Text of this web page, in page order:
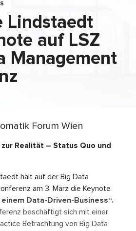
Lindstaedt
auf LSZ
Management
Forum Wien
Realität – Status Quo und
hält auf der Big Data
am 3. März die Keynote
Data-Driven-Business“.
beschäftigt sich mit einer
Betrachtung von Big Data